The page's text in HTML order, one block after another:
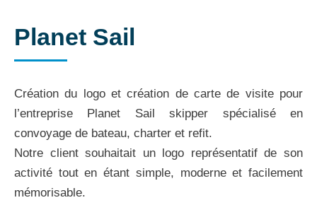
Planet Sail
Création du logo et création de carte de visite pour
l’entreprise Planet Sail skipper spécialisé en
convoyage de bateau, charter et refit.
Notre client souhaitait un logo représentatif de son
activité tout en étant simple, moderne et facilement
mémorisable.